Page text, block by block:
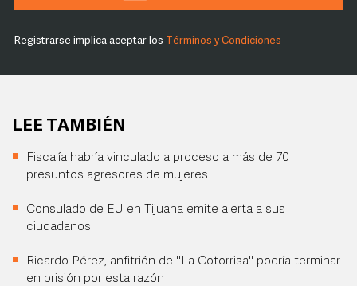
Registrarse implica aceptar los Términos y Condiciones
LEE TAMBIÉN
Fiscalía habría vinculado a proceso a más de 70
presuntos agresores de mujeres
Consulado de EU en Tijuana emite alerta a sus
ciudadanos
Ricardo Pérez, anfitrión de "La Cotorrisa" podría terminar
en prisión por esta razón